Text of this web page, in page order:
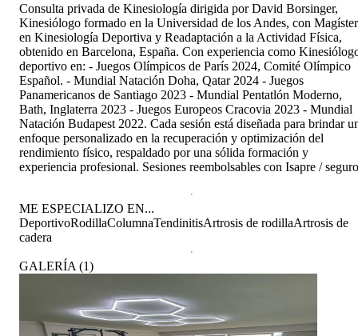
Consulta privada de Kinesiología dirigida por David Borsinger,
Kinesiólogo formado en la Universidad de los Andes, con Magíster
en Kinesiología Deportiva y Readaptación a la Actividad Física,
obtenido en Barcelona, España. Con experiencia como
deportivo en: - Juegos Olímpicos de París 2024, Comité Olímpico
Español. - Mundial Natación Doha, Qatar 2024 - Juegos
Panamericanos de Santiago 2023 - Mundial Pentatlón Moderno,
Bath, Inglaterra 2023 - Juegos Europeos Cracovia 2023 - Mundial
Natación Budapest 2022. Cada sesión está diseñada para brindar
enfoque personalizado en la recuperación y optimización del
rendimiento físico, respaldado por una sólida formación y
experiencia profesional. Sesiones reembolsables con Isapre /
ME ESPECIALIZO EN...
DeportivoRodillaColumnaTendinitisArtrosis de rodillaArtrosis de
cadera
GALERÍA (1)